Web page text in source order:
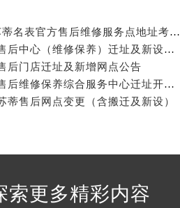
）
2026最新glashutte格拉苏蒂名表官方售后维修服务点地址考察报告
2026年7月格拉苏蒂官方售后中心（维修保养）迁址及新设补充说明文件
后门店迁址及新增网点公告
2026年7月格拉苏蒂官方售后维修保养综合服务中心迁址开业完整事项
蒂售后网点变更（含搬迁及新设）
索更多精彩内容